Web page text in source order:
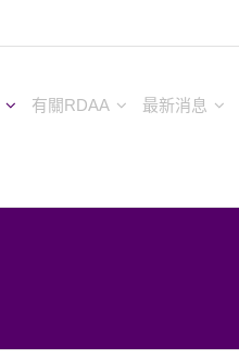
有關RDAA 最新消息